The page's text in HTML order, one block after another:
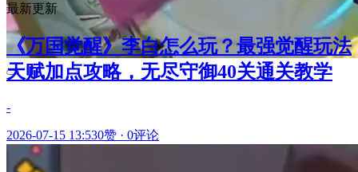
最新更新
《万国觉醒》李白怎么玩？最强觉醒玩法
天赋加点攻略，无尽守御40关通关教学
-
2026-07-15 13:530赞 · 0评论